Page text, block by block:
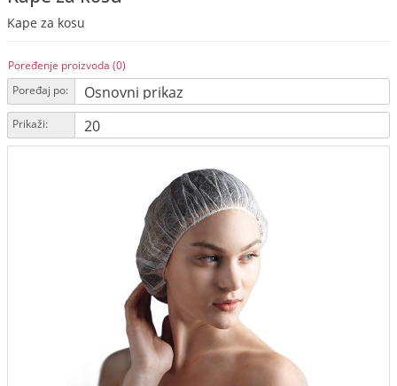
Kape za kosu
Poređenje proizvoda (0)
Poređaj po:
Prikaži: